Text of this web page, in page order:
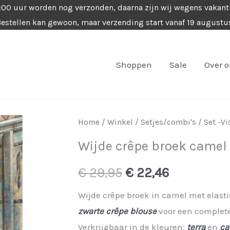
uur worden nog verzonden, daarna zijn wij wegens
kan gewoon, maar verzending start vanaf 19
Shoppen Sale Over
Home / Winkel / Setjes/combi's / Set -
Wijde crêpe broek camel
€29,95 Oorspronkelijke
prijs
€ 22,46Huidige
prijs
Wijde crêpe broek in camel met
zwarte crêpe blousevoor een
Verkrijgbaar in de kleuren: terraen